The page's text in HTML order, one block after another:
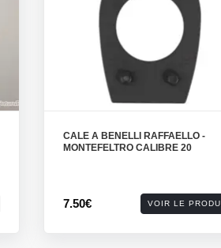
CALE A BENELLI RAFFAELLO -
MONTEFELTRO CALIBRE 20
7.50€ VOIR LE